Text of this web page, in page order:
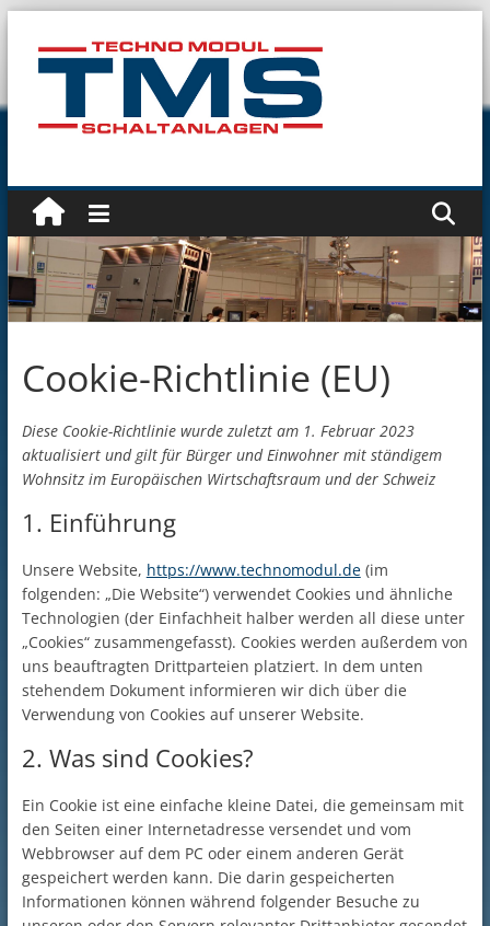
Inhalt
springen
Technomodul
GmbH
Cookie-Richtlinie (EU)
Diese Cookie-Richtlinie wurde zuletzt am 1. Februar 2023
aktualisiert und gilt für Bürger und Einwohner mit ständigem
Wohnsitz im Europäischen Wirtschaftsraum und der Schweiz
1. Einführung
Unsere Website, https://www.technomodul.de(im
folgenden: „Die Website“) verwendet Cookies und ähnliche
Technologien (der Einfachheit halber werden all diese unter
„Cookies“ zusammengefasst). Cookies werden außerdem von
uns beauftragten Drittparteien platziert. In dem unten
stehendem Dokument informieren wir dich über die
Verwendung von Cookies auf unserer Website.
2. Was sind Cookies?
Ein Cookie ist eine einfache kleine Datei, die gemeinsam mit
den Seiten einer Internetadresse versendet und vom
Webbrowser auf dem PC oder einem anderen Gerät
gespeichert werden kann. Die darin gespeicherten
Informationen können während folgender Besuche zu